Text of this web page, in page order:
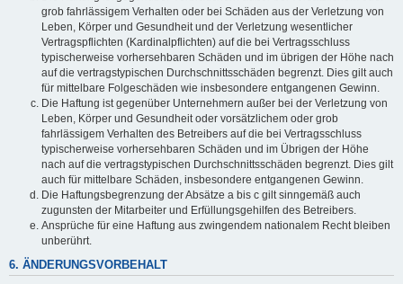
grob fahrlässigem Verhalten oder bei Schäden aus der Verletzung von
Leben, Körper und Gesundheit und der Verletzung wesentlicher
Vertragspflichten (Kardinalpflichten) auf die bei Vertragsschluss
typischerweise vorhersehbaren Schäden und im übrigen der Höhe nach
auf die vertragstypischen Durchschnittsschäden begrenzt. Dies gilt auch
für mittelbare Folgeschäden wie insbesondere entgangenen Gewinn.
Die Haftung ist gegenüber Unternehmern außer bei der Verletzung von
Leben, Körper und Gesundheit oder vorsätzlichem oder grob
fahrlässigem Verhalten des Betreibers auf die bei Vertragsschluss
typischerweise vorhersehbaren Schäden und im Übrigen der Höhe
nach auf die vertragstypischen Durchschnittsschäden begrenzt. Dies gilt
auch für mittelbare Schäden, insbesondere entgangenen Gewinn.
Die Haftungsbegrenzung der Absätze a bis c gilt sinngemäß auch
zugunsten der Mitarbeiter und Erfüllungsgehilfen des Betreibers.
Ansprüche für eine Haftung aus zwingendem nationalem Recht bleiben
unberührt.
6. ÄNDERUNGSVORBEHALT